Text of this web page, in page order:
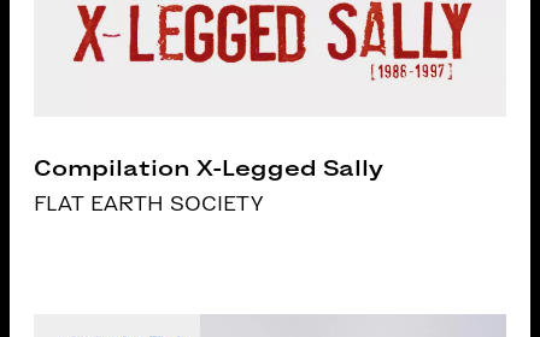
Compilation X-Legged Sally
FLAT EARTH SOCIETY